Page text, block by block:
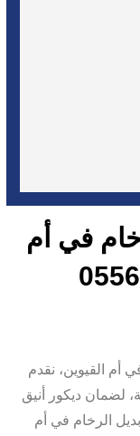
في أم
القيوين، نقدم
لضمان ديكور أنيق
الرخام في أم